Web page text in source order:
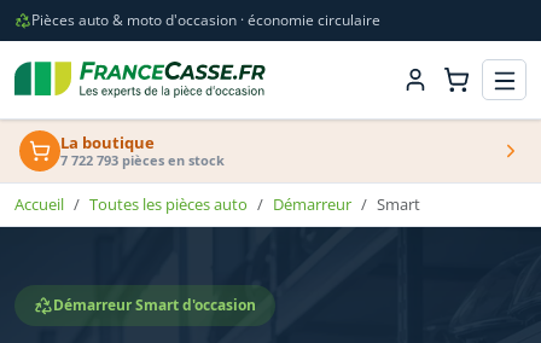
Pièces auto & moto d'occasion · économie circulaire
La boutique
7 722 793 pièces en stock
Accueil Toutes les pièces auto Démarreur Smart
Démarreur Smart d'occasion